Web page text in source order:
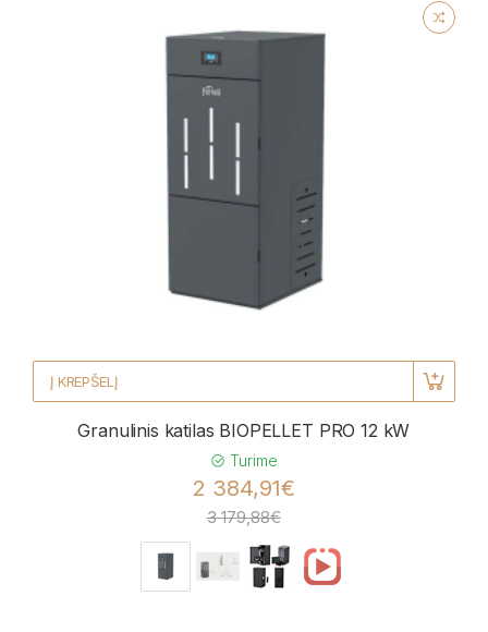
Į KREPŠELĮ
Granulinis katilas BIOPELLET PRO 12 kW
Turime
2 384,91€
3 179,88€